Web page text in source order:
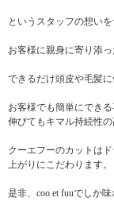
というスタッフの想い
お客様に親身に寄り添っ
できるだけ頭皮や毛髪に
お客様でも簡単にできる
伸びてもキマル持続性の
クーエフーのカットは
上がりにこだわります。
是非、coo et fuuでしか